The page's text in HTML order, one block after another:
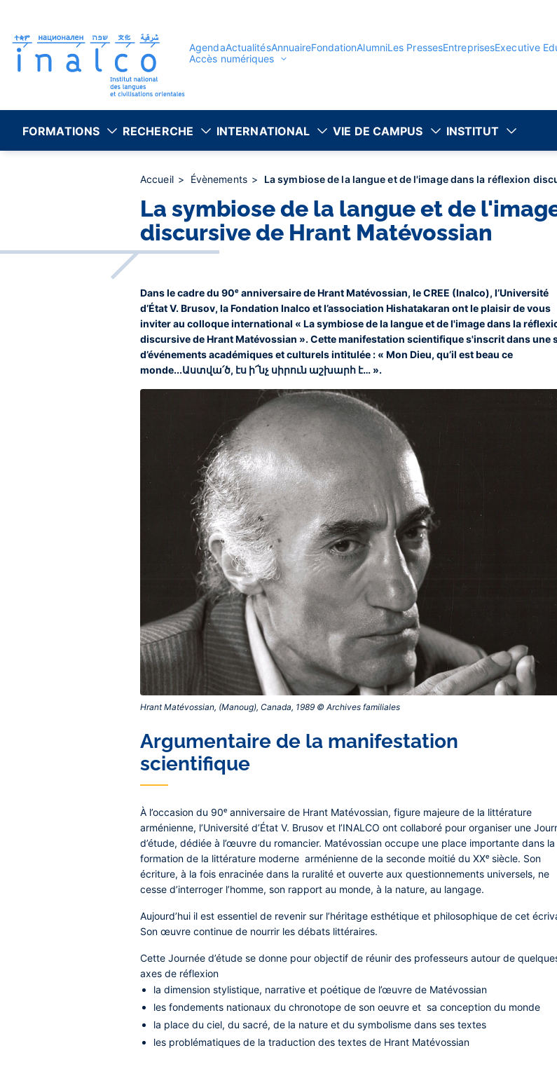
principal
AgendaActualitésAnnuaireFondationAlumniLes PressesEntreprisesExecutive
Accès numériques
FORMATIONS RECHERCHE INTERNATIONAL VIE DE CAMPUS INSTITUT
Accueil Évènements La symbiose de la langue et de l'image dans la réflexion
La symbiose de la langue et de
discursive de Hrant Matévossian
Dans le cadre du 90ᵉ anniversaire de Hrant Matévossian, le CREE (Inalco), l’Université
d’État V. Brusov, la Fondation Inalco et l’association Hishatakaran ont le plaisir de vous
inviter au colloque international « La symbiose de la langue et de l'image dans la
discursive de Hrant Matévossian ». Cette manifestation scientifique s'inscrit dans une
d’événements académiques et culturels intitulée : « Mon Dieu, qu’il est beau ce
monde...Աստվա՛ծ, էս ի՜նչ սիրուն աշխարհ է… ».
Hrant Matévossian, (Manoug), Canada, 1989 © Archives familiales‎
Argumentaire de la manifestation
scientifique
À l’occasion du 90ᵉ anniversaire de Hrant Matévossian, figure majeure de la littérature
arménienne, l’Université d’État V. Brusov et l’INALCO ont collaboré pour organiser une
d’étude, dédiée à l’œuvre du romancier. Matévossian occupe une place importante dans la
formation de la littérature moderne arménienne de la seconde moitié du XXᵉ siècle. Son
écriture, à la fois enracinée dans la ruralité et ouverte aux questionnements universels, ne
cesse d’interroger l’homme, son rapport au monde, à la nature, au langage.
Aujourd’hui il est essentiel de revenir sur l’héritage esthétique et philosophique de cet
Son œuvre continue de nourrir les débats littéraires.
Cette Journée d’étude se donne pour objectif de réunir des professeurs autour de
axes de réflexion
la dimension stylistique, narrative et poétique de l’œuvre de Matévossian
les fondements nationaux du chronotope de son oeuvre et sa conception du monde
la place du ciel, du sacré, de la nature et du symbolisme dans ses textes
les problématiques de la traduction des textes de Hrant Matévossian